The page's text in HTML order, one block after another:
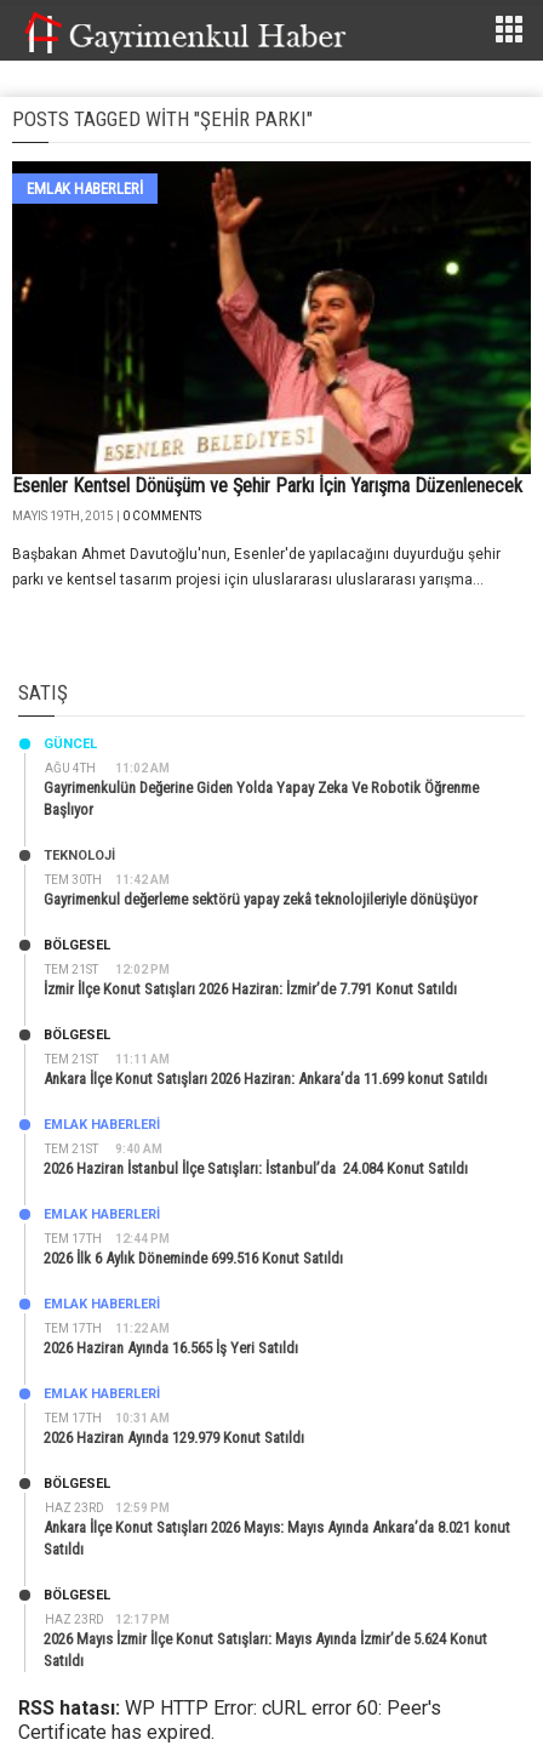
POSTS TAGGED WITH "ŞEHIR PARKI"
EMLAK HABERLERI
Esenler Kentsel Dönüşüm ve Şehir Parkı İçin Yarışma Düzenlenecek
MAYIS 19TH, 2015 | 0 COMMENTS
Başbakan Ahmet Davutoğlu'nun, Esenler'de yapılacağını duyurduğu şehir
parkı ve kentsel tasarım projesi için uluslararası uluslararası yarışma...
SATIŞ
AĞU 4TH 11:02 AM
GÜNCEL
Gayrimenkulün Değerine Giden Yolda Yapay Zeka Ve Robotik Öğrenme
Başlıyor
TEM 30TH 11:42 AM
TEKNOLOJİ
Gayrimenkul değerleme sektörü yapay zekâ teknolojileriyle dönüşüyor
TEM 21ST 12:02 PM
BÖLGESEL
İzmir İlçe Konut Satışları 2026 Haziran: İzmir’de 7.791 Konut Satıldı
TEM 21ST 11:11 AM
BÖLGESEL
Ankara İlçe Konut Satışları 2026 Haziran: Ankara’da 11.699 konut Satıldı
TEM 21ST 9:40 AM
EMLAK HABERLERI
2026 Haziran İstanbul İlçe Satışları: İstanbul’da 24.084 Konut Satıldı
TEM 17TH 12:44 PM
EMLAK HABERLERI
2026 İlk 6 Aylık Döneminde 699.516 Konut Satıldı
TEM 17TH 11:22 AM
EMLAK HABERLERI
2026 Haziran Ayında 16.565 İş Yeri Satıldı
TEM 17TH 10:31 AM
EMLAK HABERLERI
2026 Haziran Ayında 129.979 Konut Satıldı
HAZ 23RD 12:59 PM
BÖLGESEL
Ankara İlçe Konut Satışları 2026 Mayıs: Mayıs Ayında Ankara’da 8.021 konut
Satıldı
HAZ 23RD 12:17 PM
BÖLGESEL
2026 Mayıs İzmir İlçe Konut Satışları: Mayıs Ayında İzmir’de 5.624 Konut
Satıldı
RSS hatası: WP HTTP Error: cURL error 60: Peer's
Certificate has expired.